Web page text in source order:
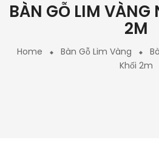
BÀN GỖ LIM VÀNG
2M
Home Bàn Gỗ Lim Vàng
Khối 2m